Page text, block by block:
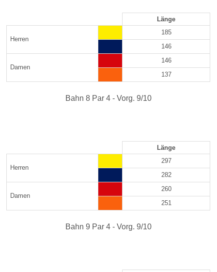
Länge
Herren
185
146
Damen
146
137
Bahn 8 Par 4 - Vorg. 9/10
Länge
Herren
297
282
Damen
260
251
Bahn 9 Par 4 - Vorg. 9/10